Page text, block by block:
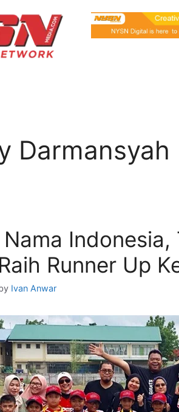
Darmansyah
Runner Up
Ivan Anwar